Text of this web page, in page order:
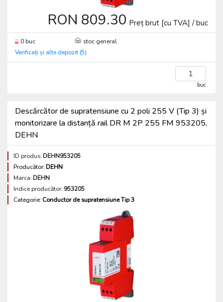
RON 809.30 Preț brut [cu TVA] / buc
0 buc
stoc general
Verificați și alte depozit (5)
buc
Descărcător de supratensiune cu 2 poli 255 V (Tip 3) și
monitorizare la distanță rail DR M 2P 255 FM 953205,
DEHN
ID produs:DEHN953205
Producător:DEHN
Marca:DEHN
Indice producător: 953205
Categorie: Conductor de supratensiune Tip 3